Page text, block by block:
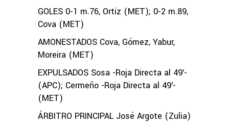
GOLES 0-1 m.76, Ortiz (MET); 0-2 m.89,
Cova (MET)
AMONESTADOS Cova, Gómez, Yabur,
Moreira (MET)
EXPULSADOS Sosa -Roja Directa al 49′-
(APC); Cermeño -Roja Directa al 49′-
(MET)
ÁRBITRO PRINCIPAL José Argote (Zulia)